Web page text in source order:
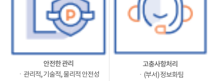
안전한 관리
ㆍ관리적, 기술적, 물리적 안전성
고충사항처리
ㆍ(부서) 정보화팀